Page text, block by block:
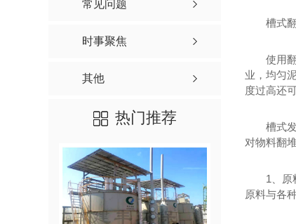
常见问题
时事聚焦
其他
热门推荐
槽式
使用
业，均匀
度过高还
槽式
对物料翻
1、原
原料与各